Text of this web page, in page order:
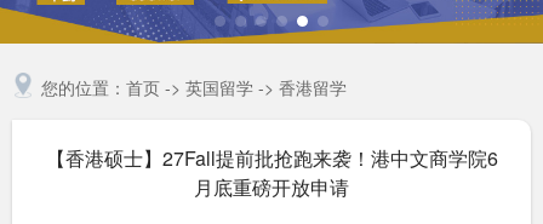
您的位置： 首页-> 英国留学-> 香港留学
【香港硕士】27Fall提前批抢跑来袭！港中文商学院6
月底重磅开放申请